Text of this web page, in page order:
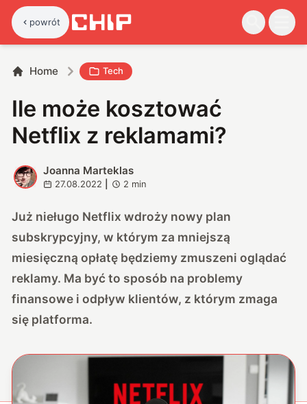
powrót
Home Tech
Ile może kosztować
Netflix z reklamami?
J
Joanna Marteklas
27.08.2022 2 min
Już nieługo Netflix wdroży nowy plan
subskrypcyjny, w którym za mniejszą
miesięczną opłatę będziemy zmuszeni oglądać
reklamy. Ma być to sposób na problemy
finansowe i odpływ klientów, z którym zmaga
się platforma.